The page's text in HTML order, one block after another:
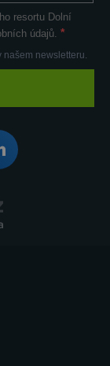
resortu Dolní
údajů.
newsletteru.